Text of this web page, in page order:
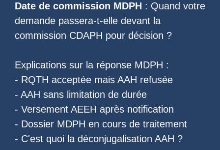
Date de commission MDPH : Quand votre
demande passera-t-elle devant la
commission CDAPH pour décision ?
Explications sur la réponse MDPH :
- RQTH acceptée mais AAH refusée
- AAH sans limitation de durée
- Versement AEEH après notification
- Dossier MDPH en cours de traitement
- C'est quoi la déconjugalisation AAH ?